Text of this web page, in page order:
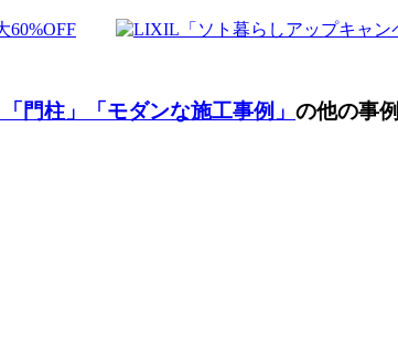
「門柱」 「モダンな施工事例」 の他の事例